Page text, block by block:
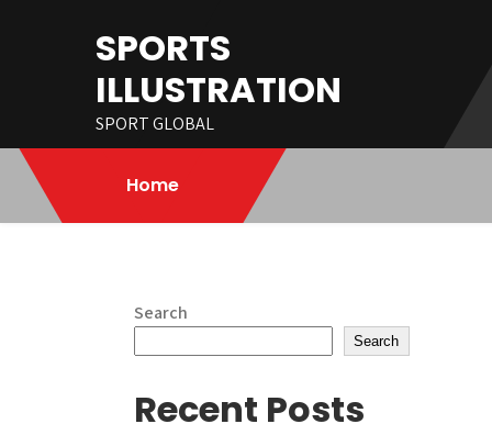
SPORTS
ILLUSTRATION
SPORT GLOBAL
Home
Search
Search
Recent Posts